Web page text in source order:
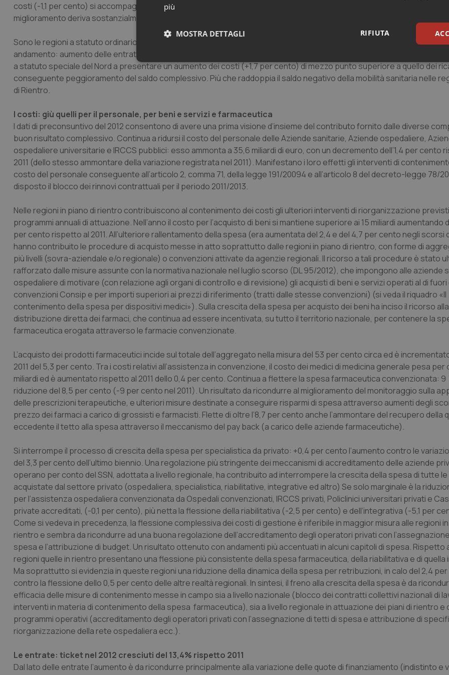
costi (-1,1 per cento) si accompagna un aumento dei ricavi di poco superiore al 2 per cento, mentre nelle altre regioni il
miglioramento deriva sostanzialmente dall’aumento dei ricavi a fronte della stabilità sostanziale dei costi.
Sono le regioni a statuto ordinario del sud (tutte in piano di rientro tranne la Basilicata) a rappresentare con maggior
andamento: aumento delle entrate del 2,0 per cento e flessione della spesa dell’1,5 per cento. Tra le regioni non in piano
a statuto speciale del Nord a presentare un aumento dei costi (+1,7 per cento) di mezzo punto superiore a quello dei
conseguente peggioramento del saldo complessivo. Più che raddoppia il saldo negativo della mobilità sanitaria nelle
di Rientro.
I costi: giù quelli per il personale, per beni e servizi e farmaceutica
I dati di preconsuntivo del 2012 consentono di avere una prima visione d’insieme del contributo fornito dalle diverse
buon risultato complessivo. Continua a ridursi il costo del personale delle Aziende sanitarie, Aziende ospedaliere,
ospedaliere universitarie e IRCCS pubblici: esso ammonta a 35,6 miliardi di euro, con un decremento dell’1,4 per cento
2011 (dello stesso ammontare della variazione registrata nel 2011). Manifestano i loro effetti gli interventi di
costo del personale conseguente all’articolo 2, comma 71, della legge 191/20094 e all’articolo 8 del decreto-legge 78/
disposto il blocco dei rinnovi contrattuali per il periodo 2011/2013.
Nelle regioni in piano di rientro contribuiscono al contenimento dei costi gli ulteriori interventi di riorganizzazione
programmi annuali di attuazione. Nell’anno il costo per l’acquisto di beni si mantiene superiore ai 15 miliardi aumentando
per cento rispetto al 2011. All’ulteriore rallentamento della spesa (era aumentata del 2,4 e del 4,7 per cento negli scorsi
hanno contribuito le procedure di acquisto messe in atto soprattutto dalle regioni in piano di rientro, con forme di
più livelli (sovra-aziendale e/o regionale) o convenzioni attivate da agenzie regionali. Il ricorso a tali procedure è stato
rafforzato dalle misure assunte con la normativa nazionale nel luglio scorso (DL 95/2012), che impongono alle aziende
ospedaliere di motivare (con relazione agli organi di controllo e di revisione) gli acquisti di beni e servizi operati al di fuori
convenzioni Consip e per importi superiori ai prezzi di riferimento (tratti dalle stesse convenzioni) (si veda il riquadro «Il
contenimento della spesa per dispositivi medici»). Sulla crescita della spesa per acquisto dei beni ha inciso il ricorso alla
distribuzione diretta dei farmaci, che continua ad essere incentivata, su tutto il territorio nazionale, per contenere la
farmaceutica erogata attraverso le farmacie convenzionate.
L’acquisto dei prodotti farmaceutici incide sul totale dell’aggregato nella misura del 53 per cento circa ed è
2011 del 5,3 per cento. Tra i costi relativi all’assistenza in convenzione, il costo dei medici di medicina generale pesa per
miliardi ed è aumentato rispetto al 2011 dello 0,4 per cento. Continua a flettere la spesa farmaceutica convenzionata: 9
riduzione del 8,5 per cento (-9 per cento nel 2011). Un risultato da ricondurre al miglioramento del monitoraggio sulla
delle prescrizioni terapeutiche, e ulteriori misure destinate a conseguire risparmi di spesa attraverso aumenti degli
prezzo dei farmaci a carico di grossisti e farmacisti. Flette di oltre l’8,7 per cento anche l’ammontare del recupero della
eccedente il tetto alla spesa attraverso il meccanismo del pay back (a carico delle aziende farmaceutiche).
Si interrompe il processo di crescita della spesa per specialistica da privato: +0,4 per cento l’aumento contro le
del 3,3 per cento dell’ultimo biennio. Una regolazione più stringente dei meccanismi di accreditamento delle aziende
operano per conto del SSN, adottata a livello regionale, ha contribuito ad interrompere la crescita della spesa di tutte
acquistate dal settore privato (ospedaliera, specialistica, riabilitative, integrative ed altro) Se solo marginale è la
per l’assistenza ospedaliera convenzionata da Ospedali convenzionati, IRCCS privati, Policlinici universitari privati e
private accreditati, (-0,1 per cento), più netta la flessione della riabilitativa (-2,5 per cento) e dell’integrativa (-5,1 per
Come si vedeva in precedenza, la flessione complessiva dei costi di gestione è riferibile in maggior misura alle regioni
rientro e sembra da ricondurre ad una buona regolazione dell’accreditamento degli operatori privati con
spesa e l’attribuzione di budget. Un risultato ottenuto con andamenti più accentuati in alcuni capitoli di spesa. Rispetto
regioni quelle in rientro presentano una flessione più consistente della spesa farmaceutica, della riabilitativa e di quella
Ma soprattutto si evidenzia in queste regioni una riduzione della dinamica della spesa per retribuzioni, in calo del 2,4
contro la flessione dello 0,5 per cento delle altre realtà regionali. In sintesi, il freno alla crescita della spesa è da
efficacia delle misure di contenimento messe in campo sia a livello nazionale (blocco dei contratti collettivi nazionali di
interventi in materia di contenimento della spesa farmaceutica), sia a livello regionale in attuazione dei piani di rientro e
programmi operativi (accreditamento degli operatori privati con l’assegnazione di tetti di spesa e attribuzione di
riorganizzazione della rete ospedaliera ecc.).
Le entrate: ticket nel 2012 cresciuti del 13,4% rispetto 2011
Dal lato delle entrate l’aumento è da ricondurre principalmente alla variazione delle quote di finanziamento (indistinto e
più
RIFIUTA
MOSTRA DETTAGLI
Necessari Statistici
Necessari Statistici Marketing
I cookie necessari contribuiscono a rendere fruibile il sito web abilitandone funzionalità di base quali la
e l'accesso alle aree protette del sito. Il sito web non è in grado di funzionare correttamente senza questi
Nome
Fornitore/Dominio Scadenza
Descrizione
VISITOR_PRIVACY_METADATA
del visitatore riguardo a varie
impostazioni sulla privacy,
preferenze siano onorate nelle
CookieScriptConsent
www.quotidianosanita.it
5 mesi 3
settimane
Questo cookie viene utilizzato
Script.com per ricordare le
sui cookie dei visitatori. È
dei cookie di Cookie-Script.com
correttamente.
tracking-sites-ironfish-
tracking-enable
www.quotidianosanita.it
4
2 giorni
Questo cookie è impostato
abilitare il sistema di tracking
tracking-sites-ironfish-
session-id
www.quotidianosanita.it
4
settimane
Questo cookie è impostato
assegnare un identificatore
significativo del servizio di
utilizzato da Google. Questo
per distinguere utenti unici
generato in modo casuale come
cliente. È incluso in ogni
sito e utilizzato per calcolare i
sessioni e campagne per i
PHPSESSID
PHP.net
www.quotidianosanita.it
Sessione
Cookie generato da applicazioni
linguaggio PHP. Si tratta di un
generico utilizzato per
sessione utente. Normalmente è
buon esempio è mantenere uno
un utente tra le pagine.
_ga_KM60CM4NPH
.quotidianosanita.it
1 anno 1
Questo cookie viene utilizzato da
per mantenere lo stato della
Nome
Fornitore
/
Dominio
Scadenza Descrizione
_ga_0VMQEQKQ1N
1 anno 1
mese
Questo cookie viene utilizzato da Google
lo stato della sessione.
Fornitore/ Dominio Scadenza
Descrizione
VISITOR_INFO1_LIVE
Google LLC
5 mesi 4
settimane
Questo cookie è impostato da Youtube
delle preferenze dell'utente per i video di
nei siti; può anche determinare se il
utilizzando la nuova o la vecchia versione
Youtube.
__Secure-YNID
.youtube.com
5 mesi 4
settimane
Questo cookie è impostato da Youtube
delle preferenze dell'utente per i video di
nei siti; può anche determinare se il
utilizzando la nuova o la vecchia versione
Youtube.
YSC
Google LLC
Sessione
Questo cookie è impostato da YouTube
delle visualizzazioni dei video incorporati.
tracking-sites-
www.quotidianosanita.it
4
Questo cookie è impostato